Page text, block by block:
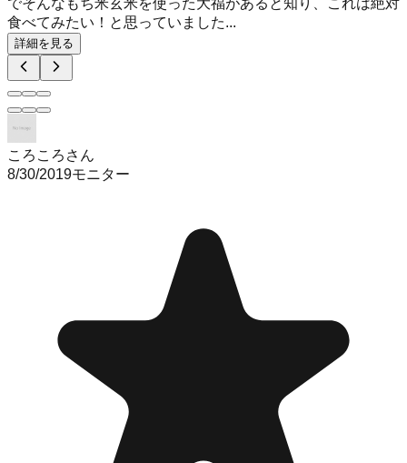
でそんなもち米玄米を使った大福があると知り、これは絶対
食べてみたい！と思っていました...
詳細を見る
ころころさん
8/30/2019モニター